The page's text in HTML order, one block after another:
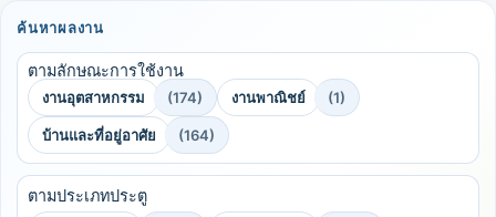
ค้นหาผลงาน
ตามลักษณะการใช้งาน
งานอุตสาหกรรม (174) งานพาณิชย์ (1)
บ้านและที่อยู่อาศัย (164)
ตามประเภทประตู